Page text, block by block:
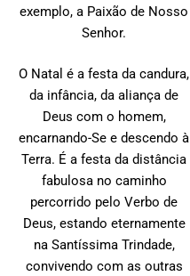
exemplo, a Paixão de Nosso
Senhor.
O Natal é a festa da candura,
da infância, da aliança de
Deus com o homem,
encarnando-Se e descendo à
Terra. É a festa da distância
fabulosa no caminho
percorrido pelo Verbo de
Deus, estando eternamente
na Santíssima Trindade,
convivendo com as outras